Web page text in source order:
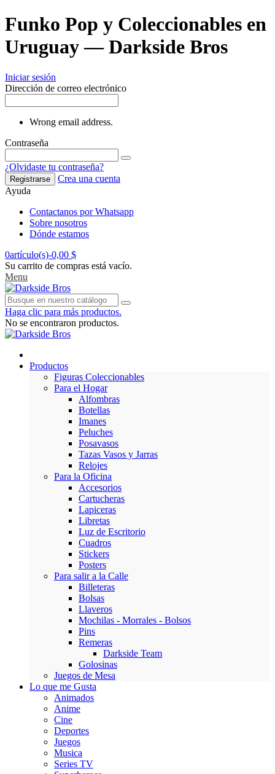
Funko Pop y Coleccionables en
Uruguay — Darkside Bros
Iniciar sesión
Dirección de correo electrónico
Wrong email address.
Contraseña
¿Olvidaste tu contraseña?
Registrarse
Crea una cuenta
Ayuda
Contactanos por Whatsapp
Sobre nosotros
Dónde estamos
0artículo(s)-0,00 $
Su carrito de compras está vacío.
Menu
Haga clic para más productos.
No se encontraron productos.
Productos
Figuras Coleccionables
Para el Hogar
Alfombras
Botellas
Imanes
Peluches
Posavasos
Tazas Vasos y Jarras
Relojes
Para la Oficina
Accesorios
Cartucheras
Lapiceras
Libretas
Luz de Escritorio
Cuadros
Stickers
Posters
Para salir a la Calle
Billeteras
Bolsas
Llaveros
Mochilas - Morrales - Bolsos
Pins
Remeras
Darkside Team
Golosinas
Juegos de Mesa
Lo que me Gusta
Animados
Anime
Cine
Deportes
Juegos
Musica
Series TV